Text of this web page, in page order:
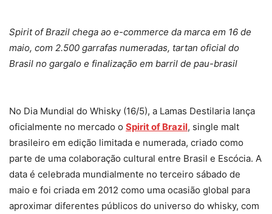
Spirit of Brazil chega ao e-commerce da marca em 16 de
maio, com 2.500 garrafas numeradas, tartan oficial do
Brasil no gargalo e finalização em barril de pau-brasil
No Dia Mundial do Whisky (16/5), a Lamas Destilaria lança
oficialmente no mercado o Spirit of Brazil, single malt
brasileiro em edição limitada e numerada, criado como
parte de uma colaboração cultural entre Brasil e Escócia. A
data é celebrada mundialmente no terceiro sábado de
maio e foi criada em 2012 como uma ocasião global para
aproximar diferentes públicos do universo do whisky, com